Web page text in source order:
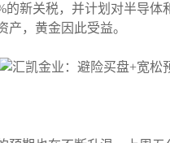
的新关税，并计划对半导
，黄金因此受益。